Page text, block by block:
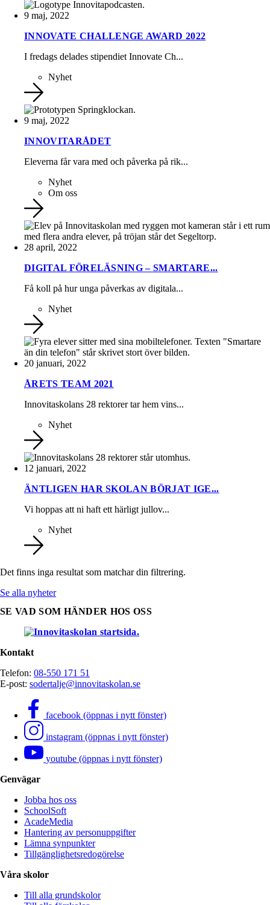
9 maj, 2022
INNOVATE CHALLENGE AWARD 2022
I fredags delades stipendiet Innovate Ch...
Nyhet
9 maj, 2022
INNOVITARÅDET
Eleverna får vara med och påverka på rik...
Nyhet
Om oss
28 april, 2022
DIGITAL FÖRELÄSNING – SMARTARE...
Få koll på hur unga påverkas av digitala...
Nyhet
20 januari, 2022
ÅRETS TEAM 2021
Innovitaskolans 28 rektorer tar hem vins...
Nyhet
12 januari, 2022
ÄNTLIGEN HAR SKOLAN BÖRJAT IGE...
Vi hoppas att ni haft ett härligt jullov...
Nyhet
Det finns inga resultat som matchar din filtrering.
Se alla nyheter
SE VAD SOM HÄNDER HOS OSS
Kontakt
Telefon: 08-550 171 51
E-post: sodertalje@innovitaskolan.se
facebook (öppnas i nytt fönster)
instagram (öppnas i nytt fönster)
youtube (öppnas i nytt fönster)
Genvägar
Jobba hos oss
SchoolSoft
AcadeMedia
Hantering av personuppgifter
Lämna synpunkter
Tillgänglighetsredogörelse
Våra skolor
Till alla grundskolor